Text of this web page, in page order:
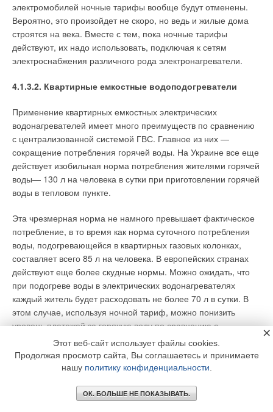
электромобилей ночные тарифы вообще будут отменены.
Вероятно, это произойдет не скоро, но ведь и жилые дома
строятся на века. Вместе с тем, пока ночные тарифы
действуют, их надо использовать, подключая к сетям
электроснабжения различного рода электронагреватели.
4.1.3.2. Квартирные емкостные водоподогреватели
Применение квартирных емкостных электрических
водонагревателей имеет много преимуществ по сравнению
с централизованной системой ГВС. Главное из них —
сокращение потребления горячей воды. На Украине все еще
действует изобильная норма потребления жителями горячей
воды— 130 л на человека в сутки при приготовлении горячей
воды в тепловом пункте.
Эта чрезмерная норма не намного превышает фактическое
потребление, в то время как норма суточного потребления
воды, подогревающейся в квартирных газовых колонках,
составляет всего 85 л на человека. В европейских странах
действуют еще более скудные нормы. Можно ожидать, что
при подогреве воды в электрических водонагревателях
каждый житель будет расходовать не более 70 л в сутки. В
этом случае, используя ночной тариф, можно понизить
уровень платежей за горячую воду по сравнению с
централизованной подачей.
Задача шестая.
Семья из четырех человек оплачивает ежемесячные счета за
централизованную подачу горячей воды на сумму 48 грн.
Этот веб-сайт использует файлы cookies.
Продолжая просмотр сайта, Вы соглашаетесь и принимаете
нашу политику конфиденциальности
ОК. БОЛЬШЕ НЕ ПОКАЗЫВАТЬ.
×